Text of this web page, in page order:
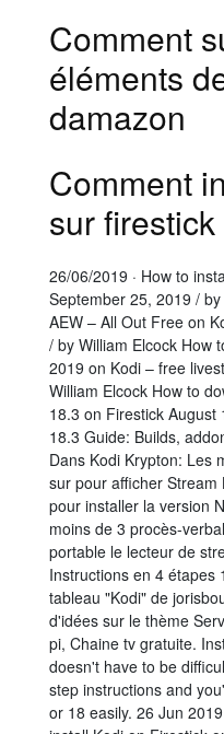
Comment
éléments
damazon
Comment
sur firestick
26/06/2019 · How to
September 25, 2019 /
AEW – All Out Free on
/ by William Elcock How
2019 on Kodi – free
William Elcock How to
18.3 on Firestick
18.3 Guide: Builds,
Dans Kodi Krypton: Les
sur pour afficher
pour installer la version
moins de 3 procès-
portable le lecteur de
Instructions en 4 étapes
tableau "Kodi" de
d'idées sur le thème
pi, Chaine tv gratuite.
doesn't have to be
step instructions and
or 18 easily. 26 Jun